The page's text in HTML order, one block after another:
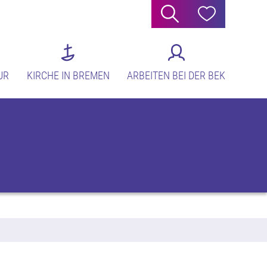
Suche Hilfe
KIRCHE IN BREMEN ARBEITEN BEI DER BEK